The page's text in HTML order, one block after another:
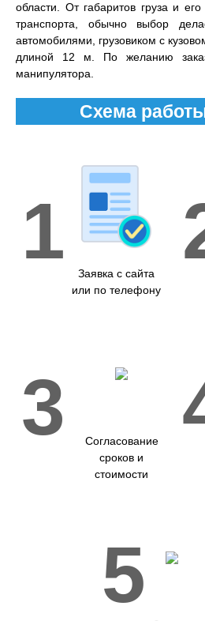
области. От габаритов груза и
транспорта, обычно выбор
автомобилями, грузовиком с
длиной 12 м. По желанию
манипулятора.
Схема
1
Заявка с сайта
или по телефону
3
Согласование
сроков и
стоимости
5